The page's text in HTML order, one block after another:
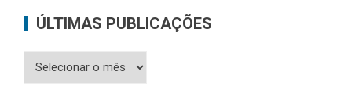
ÚLTIMAS PUBLICAÇÕES
Últimas